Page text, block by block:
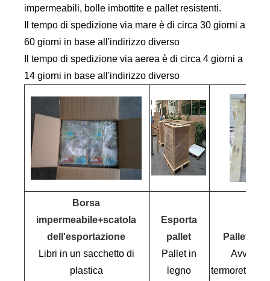
impermeabili, bolle imbottite e pallet resistenti.
Il tempo di spedizione via mare è di circa 30 giorni a
60 giorni in base all'indirizzo diverso
Il tempo di spedizione via aerea è di circa 4 giorni a
14 giorni in base all'indirizzo diverso
Borsa
impermeabile+scatola
dell'esportazione
Libri in un sacchetto di
plastica
Esporta
pallet
Pallet in
legno